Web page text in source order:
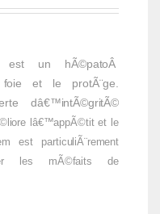
est un hÃ©patoÂ
et le protÃ¨ge.
dâ€™intÃ©gritÃ©
lâ€™appÃ©tit et le
est particuliÃ¨rement
les mÃ©faits de